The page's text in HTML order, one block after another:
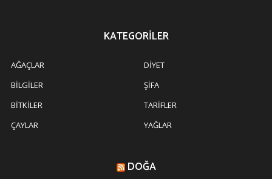
KATEGORILER
AĞAÇLAR
BILGILER
BITKILER
ÇAYLAR
DIYET
ŞIFA
TARIFLER
YAĞLAR
DOĞA